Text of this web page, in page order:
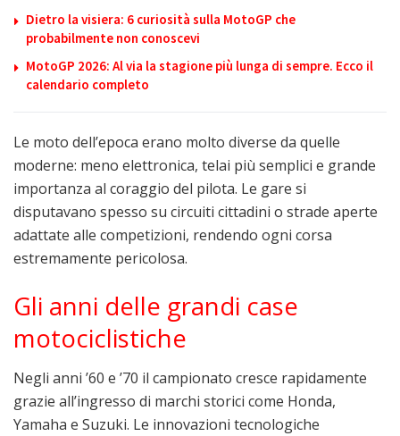
Dietro la visiera: 6 curiosità sulla MotoGP che
probabilmente non conoscevi
MotoGP 2026: Al via la stagione più lunga di sempre. Ecco il
calendario completo
Le moto dell’epoca erano molto diverse da quelle
moderne: meno elettronica, telai più semplici e grande
importanza al coraggio del pilota. Le gare si
disputavano spesso su circuiti cittadini o strade aperte
adattate alle competizioni, rendendo ogni corsa
estremamente pericolosa.
Gli anni delle grandi case
motociclistiche
Negli anni ’60 e ’70 il campionato cresce rapidamente
grazie all’ingresso di marchi storici come Honda,
Yamaha e Suzuki. Le innovazioni tecnologiche